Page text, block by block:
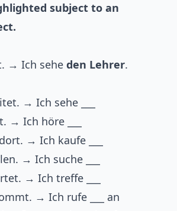
subject to an
→ Ich sehe den Lehrer.
→ Ich sehe ___
→ Ich höre ___
→ Ich kaufe ___
→ Ich suche ___
→ Ich treffe ___
→ Ich rufe ___ an